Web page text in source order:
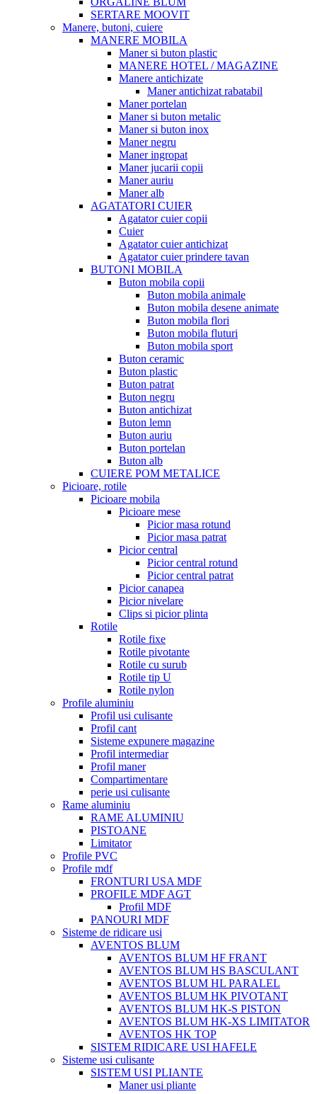
SERTARE MOOVIT
Manere, butoni, cuiere
MANERE MOBILA
Maner si buton plastic
MANERE HOTEL / MAGAZINE
Manere antichizate
Maner antichizat rabatabil
Maner portelan
Maner si buton metalic
Maner si buton inox
Maner negru
Maner ingropat
Maner jucarii copii
Maner auriu
Maner alb
AGATATORI CUIER
Agatator cuier copii
Cuier
Agatator cuier antichizat
Agatator cuier prindere tavan
BUTONI MOBILA
Buton mobila copii
Buton mobila animale
Buton mobila desene animate
Buton mobila flori
Buton mobila fluturi
Buton mobila sport
Buton ceramic
Buton plastic
Buton patrat
Buton negru
Buton antichizat
Buton lemn
Buton auriu
Buton portelan
Buton alb
CUIERE POM METALICE
Picioare, rotile
Picioare mobila
Picioare mese
Picior masa rotund
Picior masa patrat
Picior central
Picior central rotund
Picior central patrat
Picior canapea
Picior nivelare
Clips si picior plinta
Rotile
Rotile fixe
Rotile pivotante
Rotile cu surub
Rotile tip U
Rotile nylon
Profile aluminiu
Profil usi culisante
Profil cant
Sisteme expunere magazine
Profil intermediar
Profil maner
Compartimentare
perie usi culisante
Rame aluminiu
RAME ALUMINIU
PISTOANE
Limitator
Profile PVC
Profile mdf
FRONTURI USA MDF
PROFILE MDF AGT
Profil MDF
PANOURI MDF
Sisteme de ridicare usi
AVENTOS BLUM
AVENTOS BLUM HF FRANT
AVENTOS BLUM HS BASCULANT
AVENTOS BLUM HL PARALEL
AVENTOS BLUM HK PIVOTANT
AVENTOS BLUM HK-S PISTON
AVENTOS BLUM HK-XS LIMITATOR
AVENTOS HK TOP
SISTEM RIDICARE USI HAFELE
Sisteme usi culisante
SISTEM USI PLIANTE
Maner usi pliante